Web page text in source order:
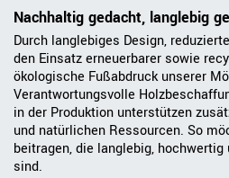
Nachhaltig gedacht, langlebig
Durch langlebiges Design,
den Einsatz erneuerbarer sowie
ökologische Fußabdruck unserer
Verantwortungsvolle
in der Produktion unterstützen
und natürlichen Ressourcen. So
beitragen, die langlebig,
sind.